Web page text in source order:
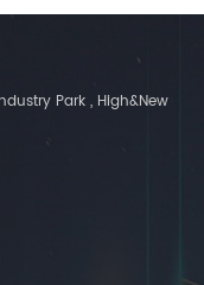
Park , High&New